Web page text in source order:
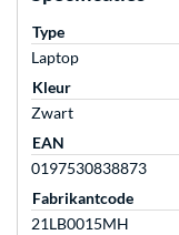
Type
Laptop
Kleur
Zwart
EAN
0197530838873
Fabrikantcode
21LB0015MH